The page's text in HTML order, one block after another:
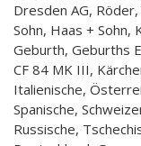
Dresden AG,
Sohn, Haas +
Geburth, Geburths
CF 84 MK III,
Italienische,
Spanische,
Russische,